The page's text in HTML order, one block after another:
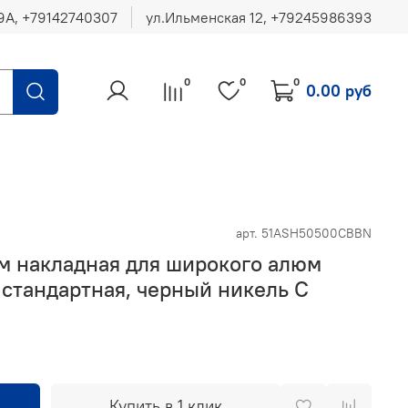
ул.Ильменская 12, ‪+79245986393
0 0 0 0.00 руб
арт. 51ASH50500CBBN
накладная для широкого алюм
черный никель С